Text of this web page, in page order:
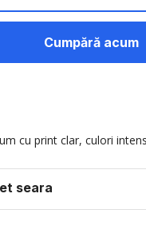
Cumpără acum
cu print clar, culori
seara